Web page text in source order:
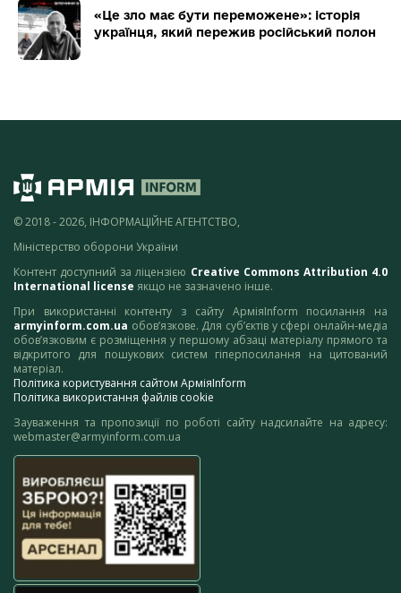
«Це зло має бути переможене»: історія
українця, який пережив російський полон
© 2018 - 2026, ІНФОРМАЦІЙНЕ АГЕНТСТВО,
Міністерство оборони України
Контент доступний за ліцензією Creative Commons Attribution 4.0
International license якщо не зазначено інше.
При використанні контенту з сайту АрміяInform посилання на
armyinform.com.ua обов’язкове. Для суб’єктів у сфері онлайн-медіа
обов’язковим є розміщення у першому абзаці матеріалу прямого та
відкритого для пошукових систем гіперпосилання на цитований
матеріал.
Політика користування сайтом АрміяInform
Політика використання файлів cookie
Зауваження та пропозиції по роботі сайту надсилайте на адресу:
webmaster@armyinform.com.ua